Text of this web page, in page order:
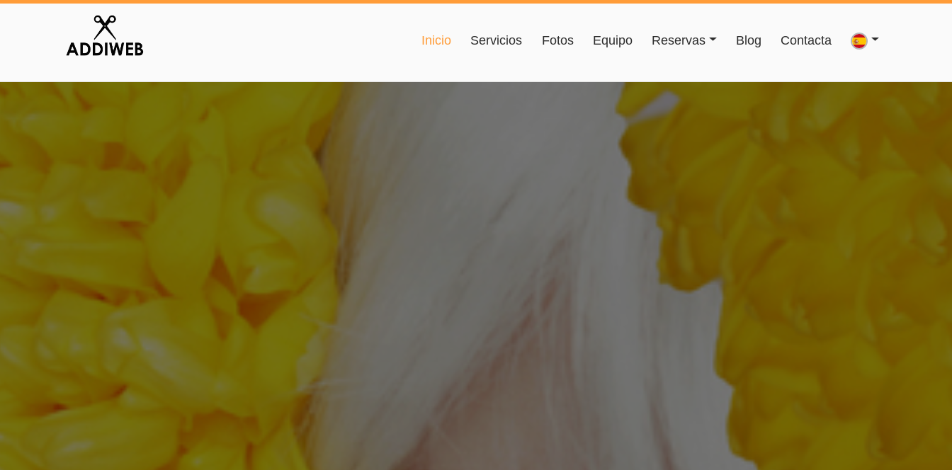
Inicio Servicios Fotos Equipo Reservas Blog Contacta